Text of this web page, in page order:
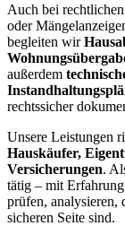
Auch bei
oder
begleiten wir
außerdem
rechtssicher
Unsere Leistungen
Hauskäufer,
Versicherungen.
tätig – mit
prüfen, analysieren,
sicheren Seite sind.